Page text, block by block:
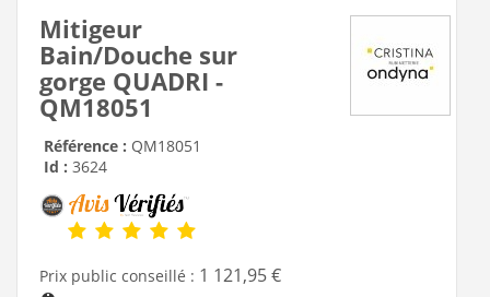
Mitigeur
Bain/Douche sur
gorge QUADRI -
QM18051
Référence : QM18051
Id : 3624
Prix public conseillé : 1 121,95 €